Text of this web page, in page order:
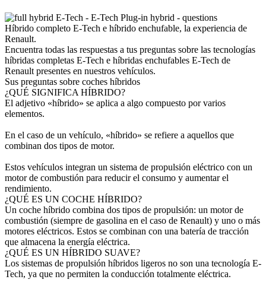
Híbrido completo E-Tech e híbrido enchufable, la experiencia de
Renault.
Encuentra todas las respuestas a tus preguntas sobre las tecnologías
híbridas completas E-Tech e híbridas enchufables E-Tech de
Renault presentes en nuestros vehículos.
Sus preguntas sobre coches híbridos
¿QUÉ SIGNIFICA HÍBRIDO?
El adjetivo «híbrido» se aplica a algo compuesto por varios
elementos.
En el caso de un vehículo, «híbrido» se refiere a aquellos que
combinan dos tipos de motor.
Estos vehículos integran un sistema de propulsión eléctrico con un
motor de combustión para reducir el consumo y aumentar el
rendimiento.
¿QUÉ ES UN COCHE HÍBRIDO?
Un coche híbrido combina dos tipos de propulsión: un motor de
combustión (siempre de gasolina en el caso de Renault) y uno o más
motores eléctricos. Estos se combinan con una batería de tracción
que almacena la energía eléctrica.
¿QUÉ ES UN HÍBRIDO SUAVE?
Los sistemas de propulsión híbridos ligeros no son una tecnología E-
Tech, ya que no permiten la conducción totalmente eléctrica.